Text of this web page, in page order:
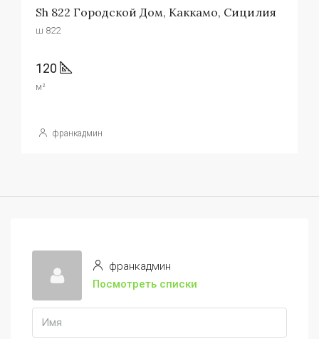
Sh 822 Городской Дом, Каккамо, Сицилия
ш 822
120
м²
франкадмин
франкадмин
Посмотреть списки